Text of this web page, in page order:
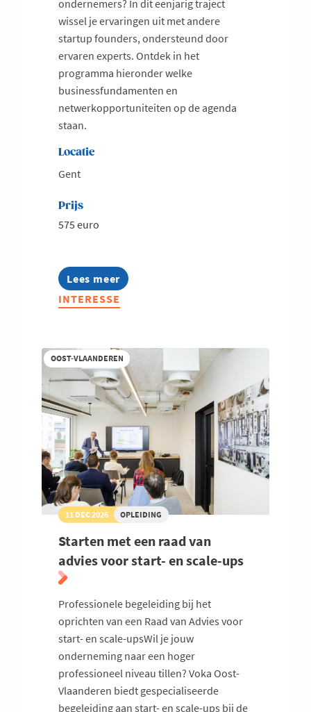
ondernemers? In dit eenjarig traject
wissel je ervaringen uit met andere
startup founders, ondersteund door
ervaren experts. Ontdek in het
programma hieronder welke
businessfundamenten en
netwerkopportuniteiten op de agenda
staan.
Locatie
Gent
Prijs
575 euro
Lees meer
about
Bryo
StartUp
2026
INTERESSE
OOST-VLAANDEREN
11 DEC 2026 OPLEIDING
Starten met een raad van
advies voor start- en scale-ups
Professionele begeleiding bij het
oprichten van een Raad van Advies voor
start- en scale-upsWil je jouw
onderneming naar een hoger
professioneel niveau tillen? Voka Oost-
Vlaanderen biedt gespecialiseerde
begeleiding aan start- en scale-ups bij de